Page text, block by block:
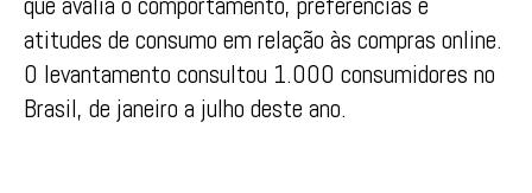
atitudes de consumo em relação às compras online.
O levantamento consultou 1.000 consumidores no
Brasil, de janeiro a julho deste ano.